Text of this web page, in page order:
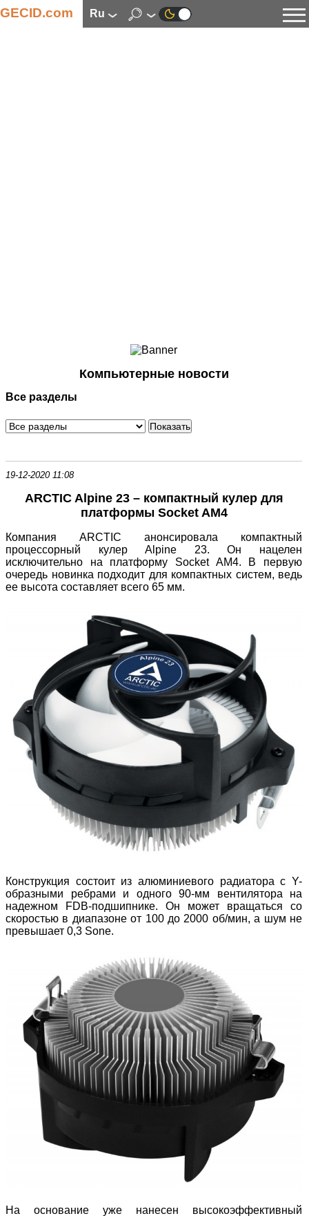
GECID.com ru
Смартфоны
Периферия
Программное обеспечение
Компьютерные новости
Все разделы
19-12-2020 11:08
ARCTIC Alpine 23 – компактный кулер для
платформы Socket AM4
Компания ARCTIC анонсировала компактный
процессорный кулер Alpine 23. Он нацелен
исключительно на платформу Socket AM4. В первую
очередь новинка подходит для компактных систем, ведь
ее высота составляет всего 65 мм.
Конструкция состоит из алюминиевого радиатора с Y-
образными ребрами и одного 90-мм вентилятора на
надежном FDB-подшипнике. Он может вращаться со
скоростью в диапазоне от 100 до 2000 об/мин, а шум не
превышает 0,3 Sone.
На основание уже нанесен высокоэффективный